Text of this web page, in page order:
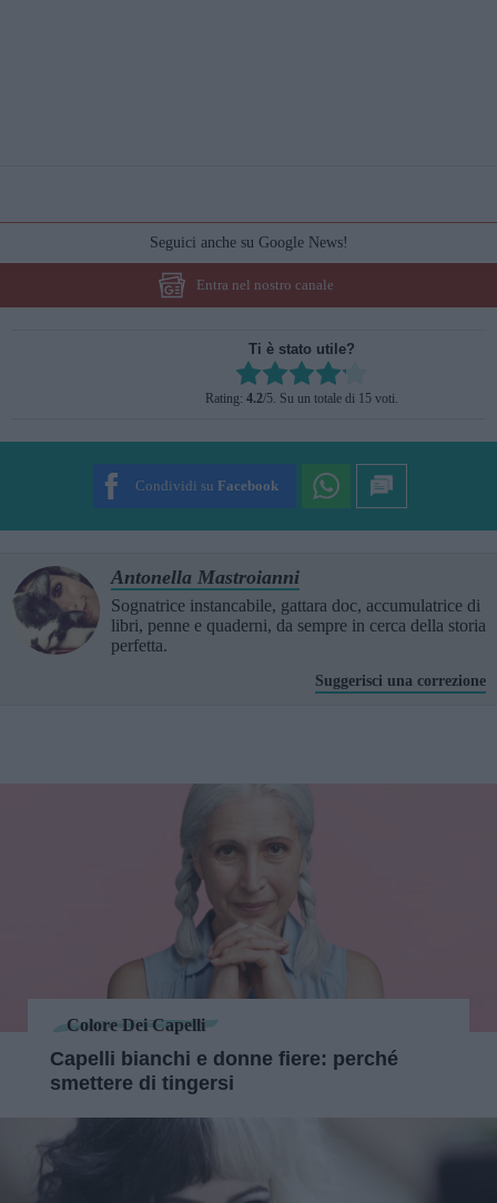
Seguici anche su Google News!
Entra nel nostro canale
Ti è stato utile?
Rate this item:
SUBMIT RATING
Rating: 4.2/5. Su un totale di 15 voti.
Condividi su Facebook
Antonella Mastroianni
Sognatrice instancabile, gattara doc, accumulatrice di
libri, penne e quaderni, da sempre in cerca della storia
perfetta.
Suggerisci una correzione
Colore Dei Capelli
Capelli bianchi e donne fiere: perché
smettere di tingersi